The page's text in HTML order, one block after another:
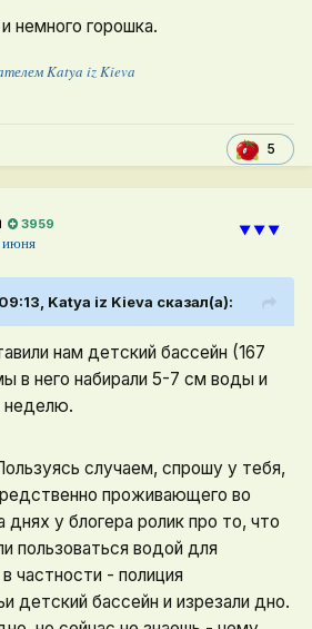
немного горошка.
Katya iz Kieva
5
3959
июня
⯆⯆⯆
Katya iz Kieva сказал(а):
нам детский бассейн (167
в него набирали 5-7 см воды и
неделю.
случаем, спрошу у тебя,
проживающего во
у блогера ролик про то, что
пользоваться водой для
частности - полиция
детский бассейн и изрезали дно.